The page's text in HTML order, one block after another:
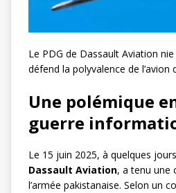
Le PDG de Dassault Aviation
défend la polyvalence de l’avion
Une polémique
guerre
Le 15 juin 2025, à quelques
Dassault Aviation, a tenu une
l’armée pakistanaise. Selon un